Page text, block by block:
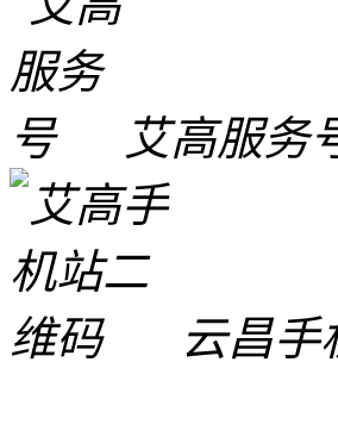
艾高服务
云昌手